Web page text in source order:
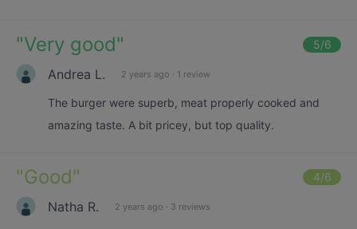
"Very good" 5/6
Andrea L. 2 years ago · 1 review
The burger were superb, meat properly cooked and
amazing taste. A bit pricey, but top quality.
"Good" 4/6
Natha R. 2 years ago · 3 reviews